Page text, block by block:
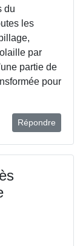
du
les
par
partie de
pour
Répondre